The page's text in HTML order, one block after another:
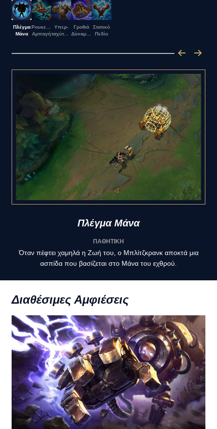
Πλέγμα
Μάνα
Ρουκετο-
Αρπαγή
Υπερ-
ταχύτητα
Γροθιά
Στατικό
Πεδίο
Πλέγμα Μάνα
ΠΑΘΗΤΙΚΗ
Όταν πέφτει χαμηλά η Ζωή του, ο Μπλίτζκρανκ αποκτά μια
ασπίδα που βασίζεται στο Μάνα του εχθρού.
Διαθέσιμες Αμφιέσεις